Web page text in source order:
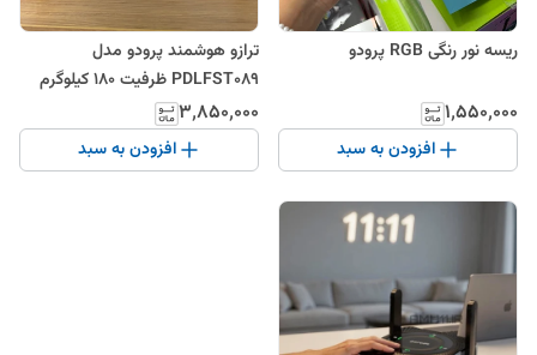
ریسه نور رنگی RGB پرودو
۱٬۵۵۰٬۰۰۰
افزودن به سبد
ترازو هوشمند پرودو مدل
PDLFST089 ظرفیت ۱۸۰ کیلوگرم
۳٬۸۵۰٬۰۰۰
افزودن به سبد